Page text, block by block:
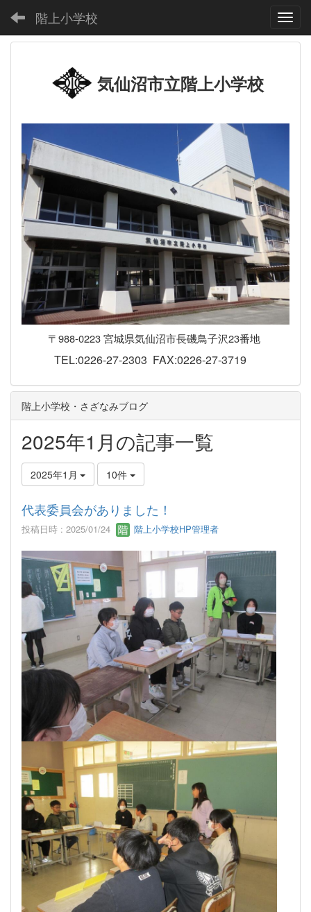
階上小学校
気仙沼市立階上小学校
〒988-0223 宮城県気仙沼市長磯鳥子沢23番地
TEL:0226-27-2303 FAX:0226-27-3719
階上小学校・さざなみブログ
2025年1月の記事一覧
2025年1月 10件
代表委員会がありました！
投稿日時 : 2025/01/24 階上小学校HP管理者